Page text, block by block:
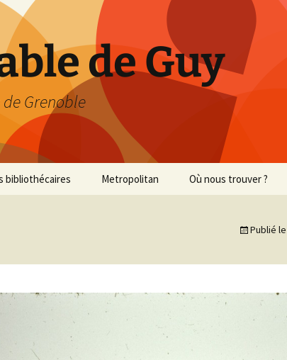
de Guy
Grenoble
bibliothécaires Metropolitan Où nous trouver ?
Publié le